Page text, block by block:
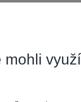
mohli